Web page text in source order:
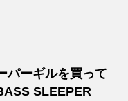
パーギルを買って
SLEEPER